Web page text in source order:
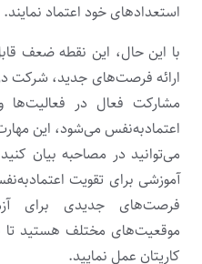
استعدادهای خود اعتماد نمایند.
با این حال، این نقطه ضعف
ارائه فرصت‌های جدید، شرکت
مشارکت فعال در فعالیت‌ها
اعتمادبه‌نفس می‌شود، این
می‌توانید در مصاحبه بیان
آموزشی برای تقویت
فرصت‌های جدیدی برای
موقعیت‌های مختلف هستید
کاریتان عمل نمایید.